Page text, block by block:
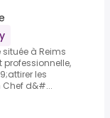
située à Reims
professionnelle,
les
d&#...